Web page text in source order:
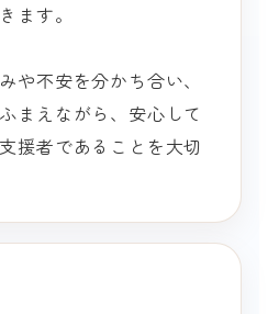
ます。
や不安を分かち合い、
まえながら、安心して
援者であることを大切